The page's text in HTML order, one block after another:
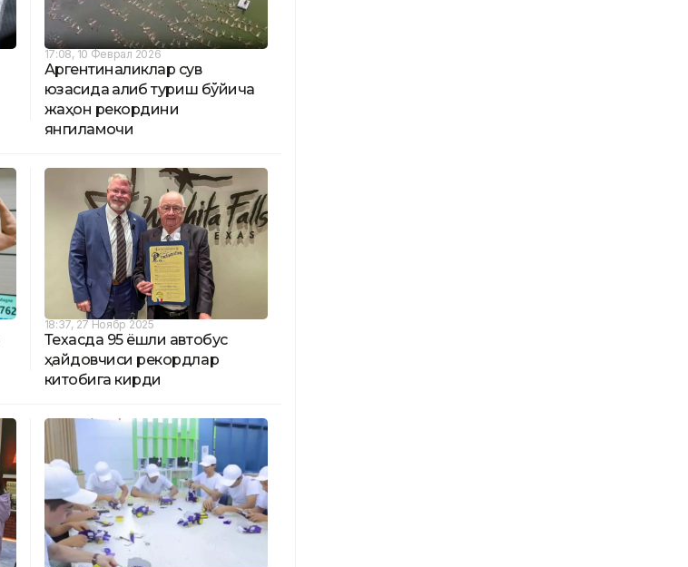
17:08, 10 Феврал 2026
Аргентиналиклар сув
юзасида қалқиб туриш бўйича
жаҳон рекордини
янгиламоқчи
18:37, 27 Ноябр 2025
Техасда 95 ёшли автобус
ҳайдовчиси рекордлар
китобига кирди